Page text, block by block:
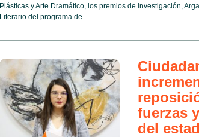
Plásticas y Arte Dramático, los premios de investigación,
Literario del programa de...
fuerzas
del